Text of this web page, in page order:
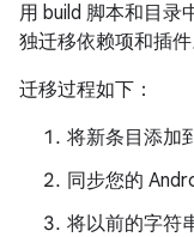
用 build 脚本和目录
独迁移依赖项和插件
迁移过程如下：
将新条目添加
同步您的
将以前的字符